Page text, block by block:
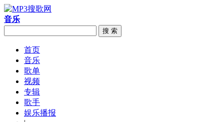
音乐
搜 索
首页
音乐
歌单
视频
专辑
歌手
娱乐播报